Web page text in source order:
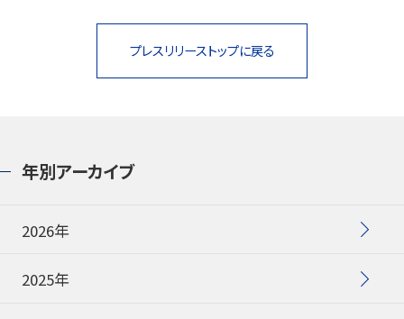
プレスリリーストップに戻る
年別アーカイブ
2026年
2025年